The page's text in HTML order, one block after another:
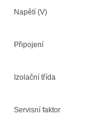
Napětí (V)
Připojení
Izolační třída
Servisní faktor